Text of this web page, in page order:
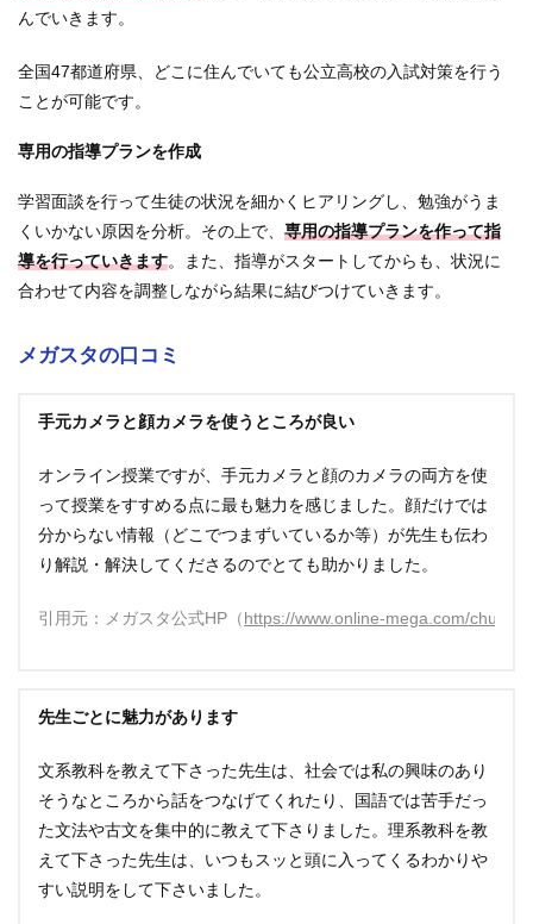
んでいきます。
全国47都道府県、どこに住んでいても公立高校の入試対策を行う
ことが可能です。
専用の指導プランを作成
学習面談を行って生徒の状況を細かくヒアリングし、勉強がうま
くいかない原因を分析。その上で、 専用の指導プランを作って指
導を行っていきます。また、指導がスタートしてからも、状況に
合わせて内容を調整しながら結果に結びつけていきます。
メガスタの口コミ
手元カメラと顔カメラを使うところが良い
オンライン授業ですが、手元カメラと顔のカメラの両方を使
って授業をすすめる点に最も魅力を感じました。顔だけでは
分からない情報（どこでつまずいているか等）が先生も伝わ
り解説・解決してくださるのでとても助かりました。
引用元：メガスタ公式HP（https://www.online-mega.com/
先生ごとに魅力があります
文系教科を教えて下さった先生は、社会では私の興味のあり
そうなところから話をつなげてくれたり、国語では苦手だっ
た文法や古文を集中的に教えて下さりました。理系教科を教
えて下さった先生は、いつもスッと頭に入ってくるわかりや
すい説明をして下さいました。